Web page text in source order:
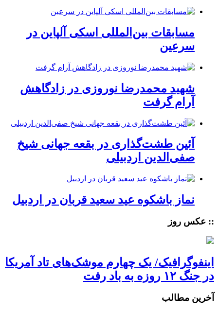
مسابقات بین‌المللی اسکی آلپاین در
سرعین
شهید محمدرضا نوروزی در زادگاهش
آرام گرفت
آئین طشت‌گذاری در بقعه جهانی شیخ
صفی‌الدین اردبیلی
نماز باشکوه عید سعید قربان در اردبیل
:: عکس روز
اینفوگرافیک/ یک چهارم موشک‌های تاد آمریکا
در جنگ ۱۲ روزه به باد رفت
آخرین مطالب